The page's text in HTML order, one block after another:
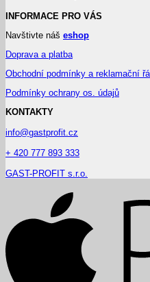
INFORMACE PRO VÁS
Navštivte náš eshop
Doprava a platba
Obchodní podmínky a reklamační
Podmínky ochrany os. údajů
KONTAKTY
info@gastprofit.cz
+ 420 777 893 333
GAST-PROFIT s.r.o.